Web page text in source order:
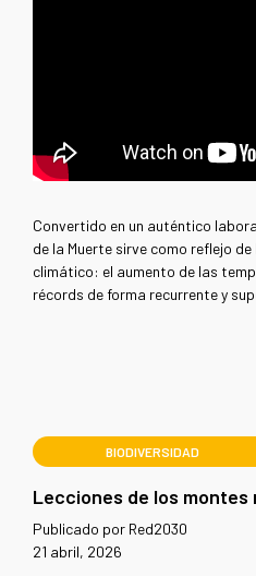
Convertido en un auténtico
de la Muerte sirve como reflejo
climático: el aumento de las
récords de forma recurrente y
BIODIVERSIDAD
Lecciones de los montes
Publicado por Red2030
21 abril, 2026